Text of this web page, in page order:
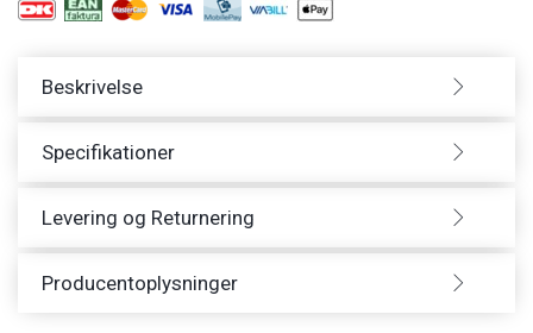
Beskrivelse
Specifikationer
Levering og Returnering
Producentoplysninger